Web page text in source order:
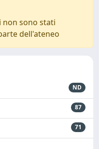
non sono stati
dell'ateneo
ND
87
71